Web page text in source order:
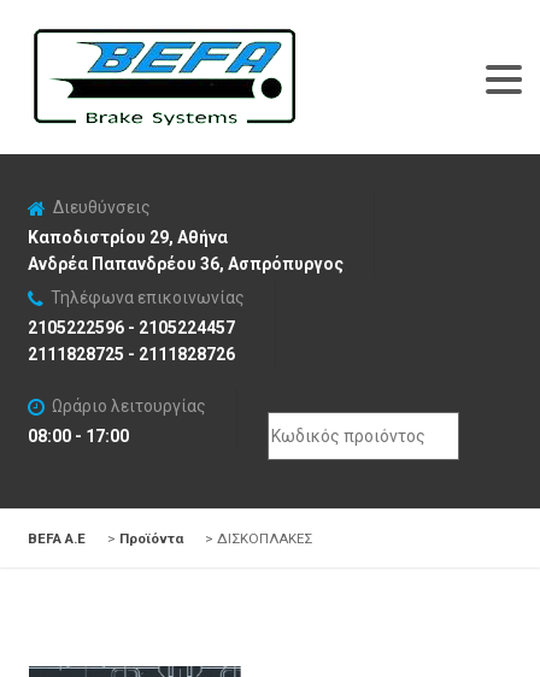
Διευθύνσεις
Καποδιστρίου 29, Αθήνα
Ανδρέα Παπανδρέου 36, Ασπρόπυργος
Τηλέφωνα επικοινωνίας
2105222596 - 2105224457
2111828725 - 2111828726
Ωράριο λειτουργίας
08:00 - 17:00
Search
for:
BEFA Α.Ε > Προϊόντα > ΔΙΣΚΟΠΛΑΚΕΣ